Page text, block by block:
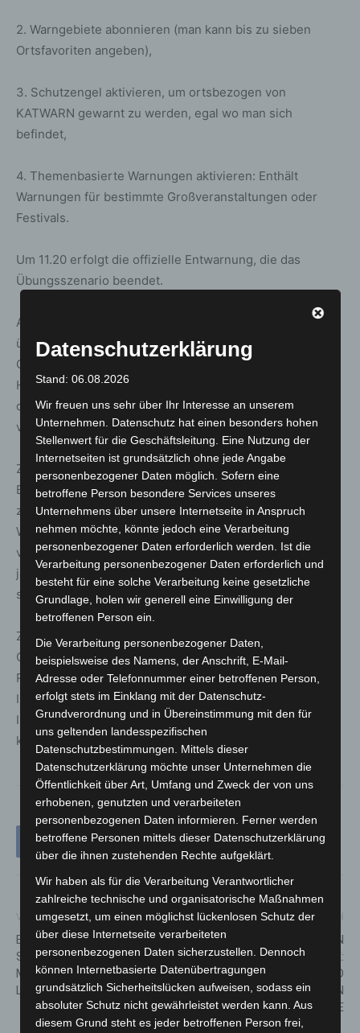
2. Warngebiete abonnieren (man kann bis zu sieben
Ortsfavoriten angeben),
3. Schutzengel aktivieren, um ortsbezogen von
KATWARN gewarnt zu werden, egal wo man sich
befindet,
4. Themenbasierte Warnungen aktivieren: Enthält
Warnungen für bestimmte Großveranstaltungen oder
Festivals.
Um 11.20 erfolgt die offizielle Entwarnung, die das
Übungsszenario beendet.
Aber nicht nur Warnungen der Stadtverwaltung können
über die App empfangen werden. Alle offiziellen
Gefahrenabwehrbehörden (zum Beispiel die Region
Hannover), der Deutsche Wetterdienst, das Warnsystem
des Bundes (MoWaS) und viele Sicherheitszentren
verschicken Warnungen über die App.
Ziel des Bundesweiten Warntages ist es, für das Thema
Bevölkerungswarnung zu sensibilisieren. Der Tag soll
zur Aufklärung über Funktion und Ablauf der
Warnsysteme beitragen und Aufmerksamkeit für
vorhandene Warnmittel schaffen. Er soll zukünftig einmal
jährlich am zweiten Donnerstag im September
stattfinden.
Zu den grundlegendsten Verhaltensregeln im Falle von
Gefahrensituationen zählt Altenhoff das Einschalten der
Rundfunkgeräte und das Verfolgen amtlicher
Informationen. Ein Tipp kommt jetzt neu hinzu: Die
Installation der KATWARN-App auf dem Smartphone, um
keine Warnung zu verpassen.
Vorheriger Artikel
ERSTES LIVE-
STREAMINGKONZERT DER
MUSIKSCHULE
LANGENHAGEN
Nächster Artikel
CORONAFALL AN
GRUNDSCHULE KALTENWEIDE:
25 SCHÜLERINNEN UND
SCHÜLER SIND IN
QUARANTÄNE
Datenschutzerklärung
Stand: 06.08.2026
Wir freuen uns sehr über Ihr Interesse an unserem
Unternehmen. Datenschutz hat einen besonders hohen
Stellenwert für die Geschäftsleitung. Eine Nutzung der
Internetseiten ist grundsätzlich ohne jede Angabe
personenbezogener Daten möglich. Sofern eine
betroffene Person besondere Services unseres
Unternehmens über unsere Internetseite in Anspruch
nehmen möchte, könnte jedoch eine Verarbeitung
personenbezogener Daten erforderlich werden. Ist die
Verarbeitung personenbezogener Daten erforderlich und
besteht für eine solche Verarbeitung keine gesetzliche
Grundlage, holen wir generell eine Einwilligung der
betroffenen Person ein.
Die Verarbeitung personenbezogener Daten,
beispielsweise des Namens, der Anschrift, E-Mail-
Adresse oder Telefonnummer einer betroffenen Person,
erfolgt stets im Einklang mit der Datenschutz-
Grundverordnung und in Übereinstimmung mit den für
uns geltenden landesspezifischen
Datenschutzbestimmungen. Mittels dieser
Datenschutzerklärung möchte unser Unternehmen die
Öffentlichkeit über Art, Umfang und Zweck der von uns
erhobenen, genutzten und verarbeiteten
personenbezogenen Daten informieren. Ferner werden
betroffene Personen mittels dieser Datenschutzerklärung
über die ihnen zustehenden Rechte aufgeklärt.
Wir haben als für die Verarbeitung Verantwortlicher
zahlreiche technische und organisatorische Maßnahmen
umgesetzt, um einen möglichst lückenlosen Schutz der
über diese Internetseite verarbeiteten
personenbezogenen Daten sicherzustellen. Dennoch
können Internetbasierte Datenübertragungen
grundsätzlich Sicherheitslücken aufweisen, sodass ein
absoluter Schutz nicht gewährleistet werden kann. Aus
diesem Grund steht es jeder betroffenen Person frei,